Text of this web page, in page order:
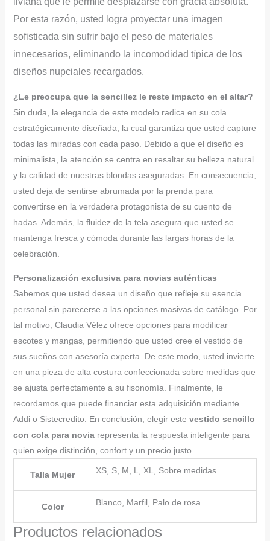
Por esta razón, usted logra proyectar una imagen
sofisticada sin sufrir bajo el peso de materiales
innecesarios, eliminando la incomodidad típica de los
diseños nupciales recargados.
¿Le preocupa que la sencillez le reste impacto en el altar?
Sin duda, la elegancia de este modelo radica en su cola
estratégicamente diseñada, la cual garantiza que usted capture
todas las miradas con cada paso. Debido a que el diseño es
minimalista, la atención se centra en resaltar su belleza natural
y la calidad de nuestras blondas aseguradas. En consecuencia,
usted deja de sentirse abrumada por la prenda para
convertirse en la verdadera protagonista de su cuento de
hadas. Además, la fluidez de la tela asegura que usted se
mantenga fresca y cómoda durante las largas horas de la
celebración.
Personalización exclusiva para novias auténticas
Sabemos que usted desea un diseño que refleje su esencia
personal sin parecerse a las opciones masivas de catálogo. Por
tal motivo, Claudia Vélez ofrece opciones para modificar
escotes y mangas, permitiendo que usted cree el vestido de
sus sueños con asesoría experta. De este modo, usted invierte
en una pieza de alta costura confeccionada sobre medidas que
se ajusta perfectamente a su fisonomía. Finalmente, le
recordamos que puede financiar esta adquisición mediante
Addi o Sistecredito. En conclusión, elegir este vestido sencillo
con cola para noviarepresenta la respuesta inteligente para
quien exige distinción, confort y un precio justo.
Talla Mujer XS, S, M, L, XL, Sobre medidas
Color Blanco, Marfil, Palo de rosa
Productos relacionados